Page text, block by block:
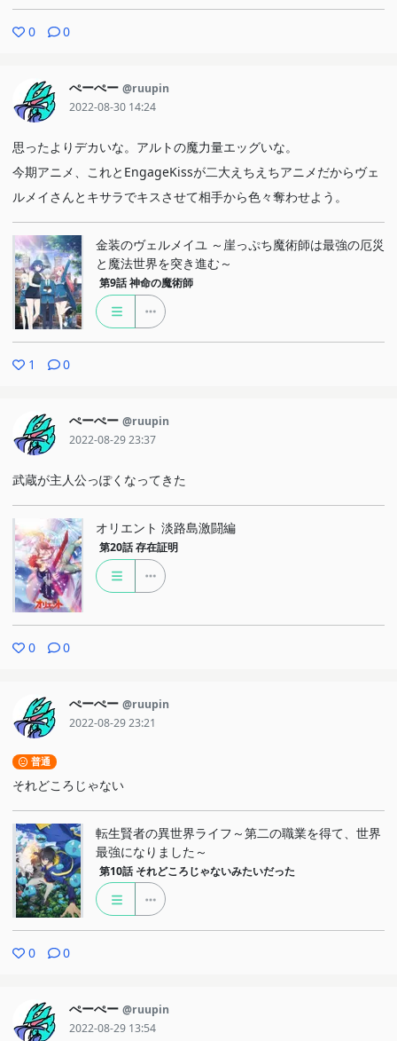
0 0
ぺーぺー @ruupin
2022-08-30 14:24
思ったよりデカいな。アルトの魔力量エッグいな。
今期アニメ、これとEngageKissが二大えちえちアニメだからヴェ
ルメイさんとキサラでキスさせて相手から色々奪わせよう。
金装のヴェルメイユ ～崖っぷち魔術師は最強の厄災
と魔法世界を突き進む～
第9話 神命の魔術師
1 0
ぺーぺー @ruupin
2022-08-29 23:37
武蔵が主人公っぽくなってきた
オリエント 淡路島激闘編
第20話 存在証明
0 0
ぺーぺー @ruupin
2022-08-29 23:21
普通
それどころじゃない
転生賢者の異世界ライフ～第二の職業を得て、世界
最強になりました～
第10話 それどころじゃないみたいだった
0 0
ぺーぺー @ruupin
2022-08-29 13:54